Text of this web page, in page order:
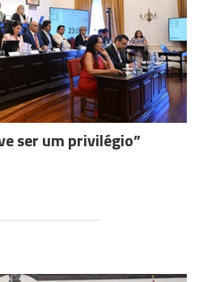
ser um privilégio”